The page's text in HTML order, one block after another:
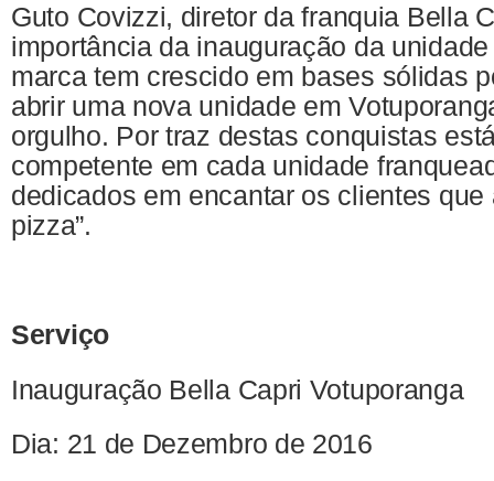
Guto Covizzi, diretor da franquia Bella
importância da inauguração da
marca tem crescido em bases sólidas
abrir uma nova unidade em
orgulho. Por traz destas conquistas
competente em cada unidade
dedicados em encantar os clientes
pizza”.
Serviço
Inauguração Bella Capri Votuporanga
Dia: 21 de Dezembro de 2016